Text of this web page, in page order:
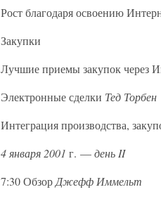
Рост благодаря освоению
Закупки
Лучшие приемы закупок через
Электронные сделки Тед Торбен
Интеграция производства,
4 января 2001 г. —день II
7:30 Обзор Джефф Иммельт